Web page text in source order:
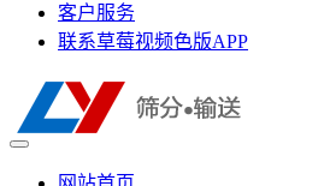
客户服务
联系草莓视频色版APP